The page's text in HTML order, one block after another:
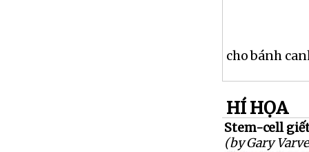
cho bánh
HÍ HỌA
Stem-cell
(by Gary